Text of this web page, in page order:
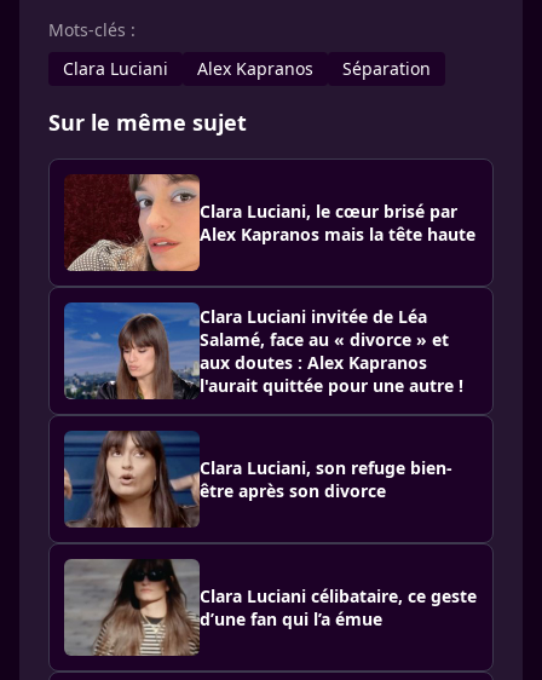
Mots-clés :
Clara Luciani
Alex Kapranos Séparation
Sur le même sujet
Clara Luciani, le cœur brisé par
Alex Kapranos mais la tête haute
Clara Luciani invitée de Léa
Salamé, face au « divorce » et
aux doutes : Alex Kapranos
l'aurait quittée pour une autre !
Clara Luciani, son refuge bien-
être après son divorce
Clara Luciani célibataire, ce geste
d’une fan qui l’a émue